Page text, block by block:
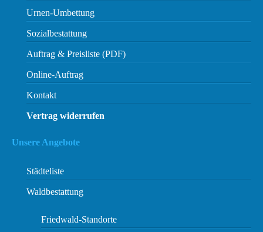
Urnen-Umbettung
Sozialbestattung
Auftrag & Preisliste (PDF)
Online-Auftrag
Kontakt
Vertrag widerrufen
Unsere Angebote
Städteliste
Waldbestattung
Friedwald-Standorte